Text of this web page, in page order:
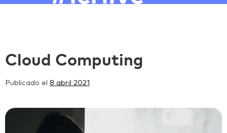
Cloud Computing
Publicado el 8 abril 2021